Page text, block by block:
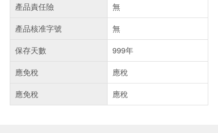
產品責任險
無
產品核准字號
無
保存天數
999年
應免稅
應稅
應免稅
應稅